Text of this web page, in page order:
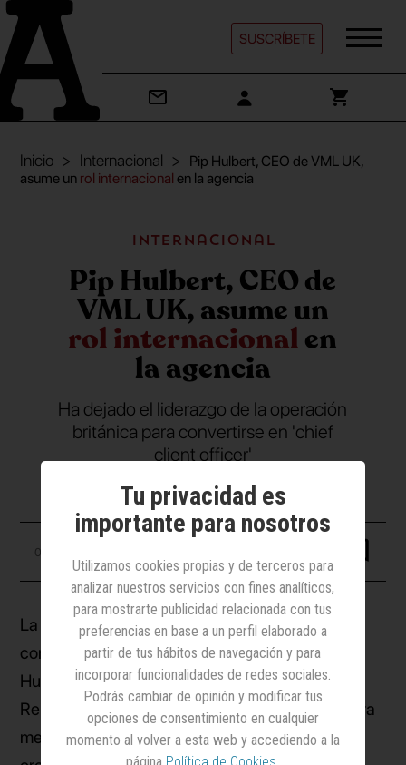
SUSCRÍBETE
Inicio Internacional
Pip Hulbert, CEO de VML UK,
asume un rol internacional en la agencia
Internacional
Pip Hulbert, CEO de
VML UK, asume un
rol internacionalen
la agencia
Ha dejado el liderazgo de la operación
británica para convertirse en 'chief
client officer'
08 octubre 2025
La agencia creativa VML (WPP) ha anunciado,
con efecto inmediato, el nombramiento de Pip
Hulbert, hasta ahora CEO de su operación en
Reino Unido, como nueva chief client officer
para
mercados internacionales, un cargo de nueva
Tu privacidad es
importante para nosotros
Utilizamos cookies propias y de terceros para
analizar nuestros servicios con fines analíticos,
para mostrarte publicidad relacionada con tus
preferencias en base a un perfil elaborado a
partir de tus hábitos de navegación y para
incorporar funcionalidades de redes sociales.
Podrás cambiar de opinión y modificar tus
opciones de consentimiento en cualquier
momento al volver a esta web y accediendo a la